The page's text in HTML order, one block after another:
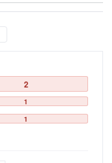
2
1
1